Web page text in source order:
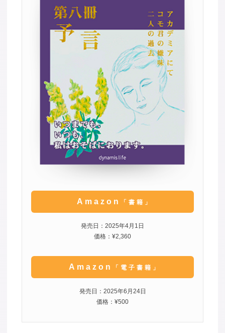
Amazon 「書籍」
発売日：2025年4月1日
価格：¥2,360
Amazon 「電子書籍」
発売日：2025年6月24日
価格：¥500